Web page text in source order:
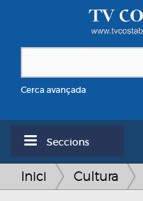
Cerca avançada
Seccions
Inici Cultura